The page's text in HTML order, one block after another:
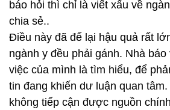
báo hỏi thì chỉ là viết xấu về
chia sẻ..
Điều này đã để lại hậu quả rất
ngành y đều phải gánh. Nhà
việc của mình là tìm hiểu, để
tin đang khiến dư luận quan
không tiếp cận được nguồn